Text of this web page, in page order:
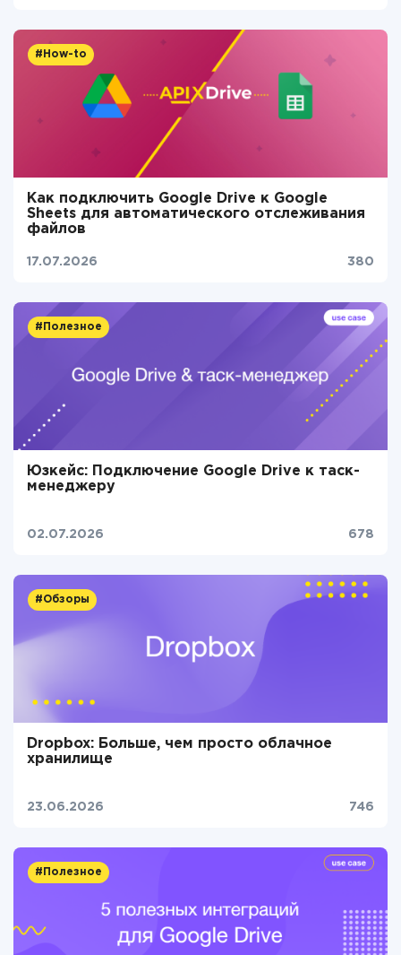
#How-to
Как подключить Google Drive к Google
Sheets для автоматического отслеживания
файлов
17.07.2026 380
#Полезное
Юзкейс: Подключение Google Drive к таск-
менеджеру
02.07.2026 678
#Обзоры
Dropbox: Больше, чем просто облачное
хранилище
23.06.2026 746
#Полезное